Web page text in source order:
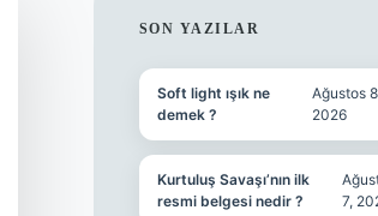
SIDEBAR
SON YAZILAR
Soft light ışık ne
demek ?
Ağustos
2026
Kurtuluş Savaşı’nın ilk
resmi belgesi nedir ?
7,